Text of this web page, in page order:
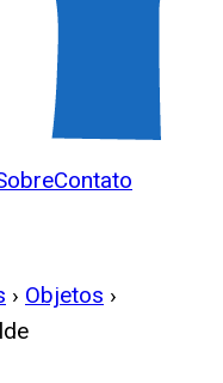
Contato
› Objetos ›